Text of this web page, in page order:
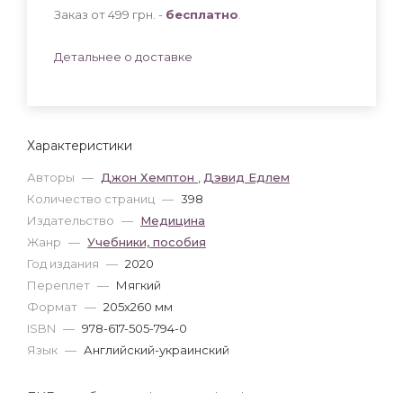
Характеристики
Авторы — Джон Хемптон
Дэвид Едлем
Количество страниц — 398
Издательство — Медицина
Жанр — Учебники, пособия
Год издания — 2020
Переплет — Мягкий
Формат — 205x260 мм
ISBN — 978-617-505-794-0
Язык — Английский-украинский
Заказ от 499 грн. - бесплатно
Детальнее о доставке